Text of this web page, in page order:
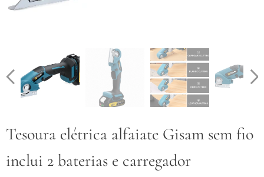
Tesoura elétrica alfaiate Gisam sem fio
inclui 2 baterias e carregador